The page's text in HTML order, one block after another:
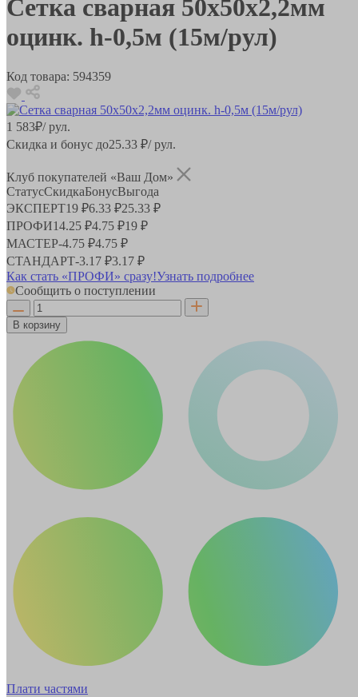
Сетка сварная 50х50х2,2мм
оцинк. h-0,5м (15м/рул)
Код товара: 594359
1 583₽/ рул.
Скидка и бонус до25.33 ₽/ рул.
Клуб покупателей «Ваш Дом»
СтатусСкидкаБонусВыгода
ЭКСПЕРТ19 ₽6.33 ₽25.33 ₽
ПРОФИ14.25 ₽4.75 ₽19 ₽
МАСТЕР-4.75 ₽4.75 ₽
СТАНДАРТ-3.17 ₽3.17 ₽
Как стать «ПРОФИ» сразу!Узнать подробнее
Сообщить о поступлении
В корзину
Плати частями